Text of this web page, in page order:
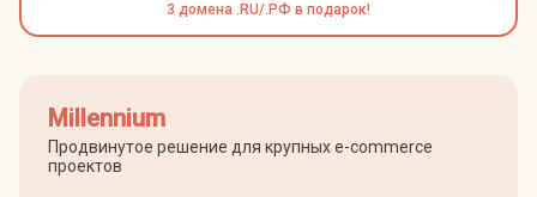
3 домена .RU/.РФ в подарок!
Millennium
Продвинутое решение для крупных e-commerce
проектов